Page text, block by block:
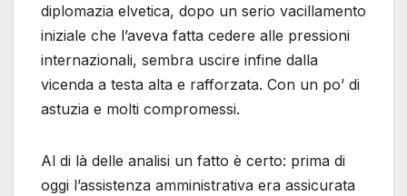
diplomazia elvetica, dopo un serio vacillamento
iniziale che l’aveva fatta cedere alle pressioni
internazionali, sembra uscire infine dalla
vicenda a testa alta e rafforzata. Con un po’ di
astuzia e molti compromessi.
Al di là delle analisi un fatto è certo: prima di
oggi l’assistenza amministrativa era assicurata